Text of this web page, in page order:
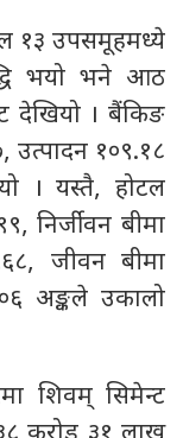
१३ उपसमूहमध्ये
भयो भने आठ
देखियो । बैंकिङ
उत्पादन १०९.१८
। यस्तै, होटल
निर्जीवन बीमा
जीवन बीमा
अङ्कले उकालो
शिवम् सिमेन्ट